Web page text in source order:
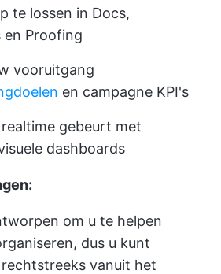
te lossen in Docs,
en Proofing
vooruitgang
en campagne KPI's
gebeurt met
dashboards
om u te helpen
dus u kunt
vanuit het